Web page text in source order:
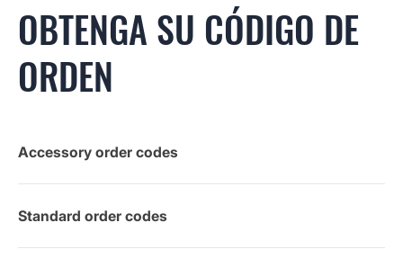
OBTENGA SU CÓDIGO DE
ORDEN
Accessory order codes
Standard order codes